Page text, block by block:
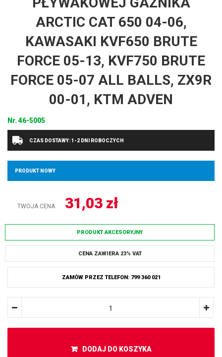
ARCTIC CAT 650 04-06,
KAWASAKI KVF650 BRUTE
FORCE 05-13, KVF750 BRUTE
FORCE 05-07 ALL BALLS, ZX9R
00-01, KTM ADVEN
Nr.46-5005
CZAS DOSTAWY: 1-2 DNI ROBOCZYCH
PRODUKT NOWY
TWOJA CENA 31,03 zł
PRODUKT AKCESORYJNY
CENA ZAWIERA 23% VAT
ZAMÓW PRZEZ TELEFON: 799 360 021
DODAJ DO KOSZYKA